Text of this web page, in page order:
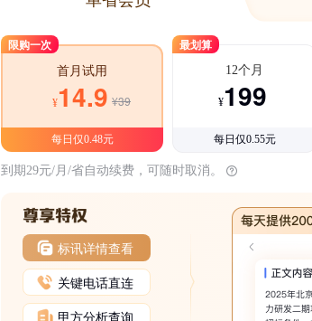
限购一次
首月试用
¥14.9 ¥39
每日仅0.48元
最划算
12个月
¥199
每日仅0.55元
到期29元/月/省自动续费，可随时取消。
标讯详情查看
关键电话直连
甲方分析查询